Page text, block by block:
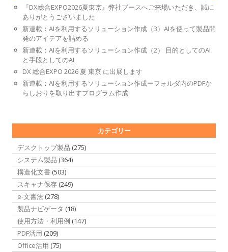
『DX総合EXPO2026夏東京』弊社ブースへご来場いただき、誠に
ありがとうございました
新連載：AIを利用するソリューション作成（3）AIを使って製品開
発のアイデアを詰める
新連載：AIを利用するソリューション作成（2） 目的としてのAI
と手段としてのAI
DX 総合EXPO 2026 夏 東京 に出展します
新連載：AIを利用するソリューション作成ーフォルダ内のPDFか
らしおりを取り出すプログラム作成
カテゴリー
デスクトップ製品 (275)
システム製品 (364)
構造化文書 (503)
スキャナ保存 (249)
e-文書法 (278)
製品ナビゲータ (18)
使用方法・利用例 (147)
PDF活用 (209)
Office活用 (75)